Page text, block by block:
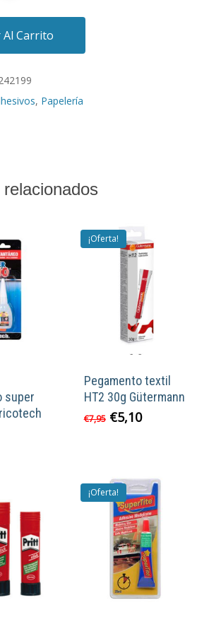
Al Carrito
, Papelería
super
¡Oferta!
Pegamento textil
HT2 30g Gütermann
€7,95 El
€7,95.
€5,10El
€5,10.
¡Oferta!